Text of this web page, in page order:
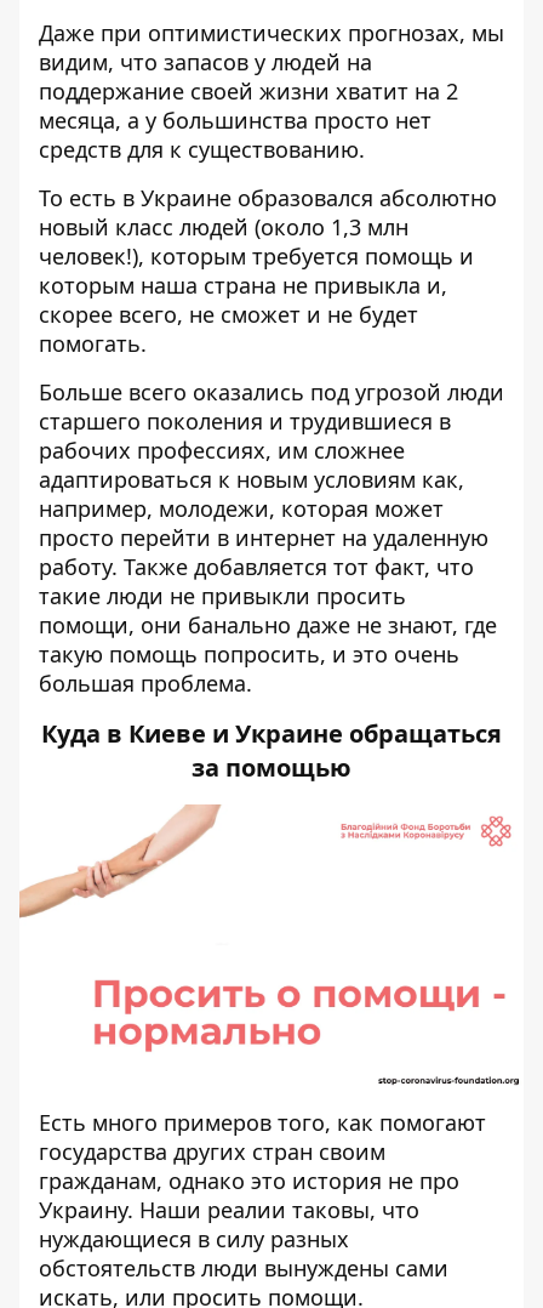
Даже при оптимистических прогнозах, мы
видим, что запасов у людей на
поддержание своей жизни хватит на 2
месяца, а у большинства просто нет
средств для к существованию.
То есть в Украине образовался абсолютно
новый класс людей (около 1,3 млн
человек!), которым требуется помощь и
которым наша страна не привыкла и,
скорее всего, не сможет и не будет
помогать.
Больше всего оказались под угрозой люди
старшего поколения и трудившиеся в
рабочих профессиях, им сложнее
адаптироваться к новым условиям как,
например, молодежи, которая может
просто перейти в интернет на удаленную
работу. Также добавляется тот факт, что
такие люди не привыкли просить
помощи, они банально даже не знают, где
такую помощь попросить, и это очень
большая проблема.
Куда в Киеве и Украине обращаться
за помощью
Есть много примеров того, как помогают
государства других стран своим
гражданам, однако это история не про
Украину. Наши реалии таковы, что
нуждающиеся в силу разных
обстоятельств люди вынуждены сами
искать, или просить помощи.